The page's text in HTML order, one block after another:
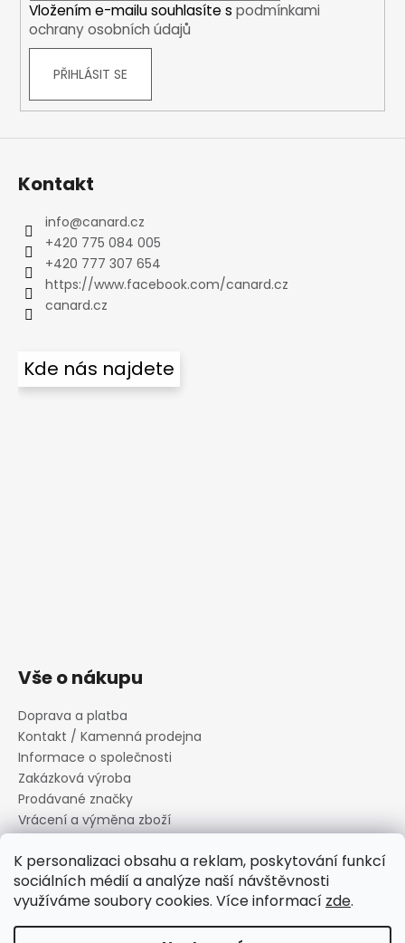
K personalizaci obsahu a reklam, poskytování funkcí
sociálních médií a analýze naší návštěvnosti
využíváme soubory cookies. Více informací zde.
Vložením e-mailu souhlasíte s podmínkami
ochrany osobních údajů
PŘIHLÁSIT SE
Kontakt
info@canard.cz
+420 775 084 005
+420 777 307 654
https://www.facebook.com/canard.cz
canard.cz
Kde nás najdete
Vše o nákupu
Doprava a platba
Kontakt / Kamenná prodejna
Informace o společnosti
Zakázková výroba
Prodávané značky
Vrácení a výměna zboží
Informace o souborech cookies
Reklamační řád
Obchodní podmínky